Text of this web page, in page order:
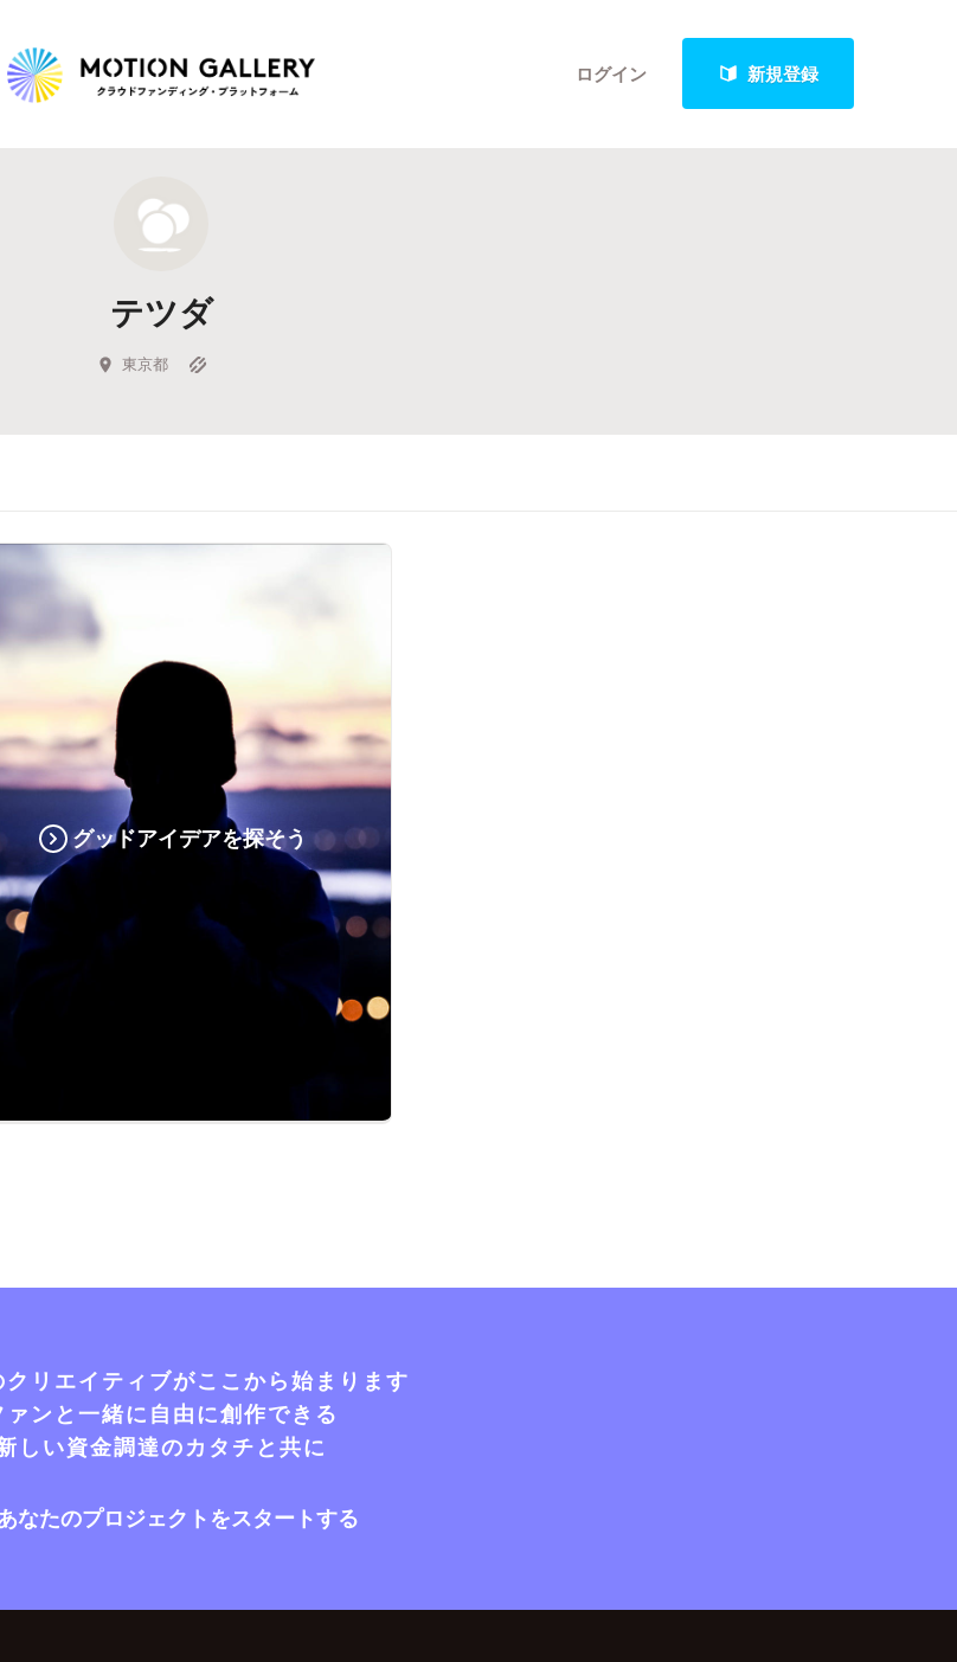
ログイン 新規登録
新着プロジェクト
Feature
キュレーターから探す
テツダ
東京都
グッドアイデアを探そう
クリエイティブがここから始まります
ァンと一緒に自由に創作できる
しい資金調達のカタチと共に
なたのプロジェクトをスタートする